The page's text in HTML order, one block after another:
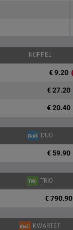
KOPPEL
€ 9.20
€ 27.20
€ 20.40
DUO
€ 59.90
TRIO
€ 790.90
KWARTET